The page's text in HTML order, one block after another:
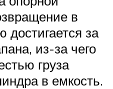
в
за
из-за чего
груза
в емкость.